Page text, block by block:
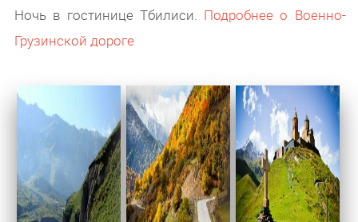
Ночь в гостинице Тбилиси. Подробнее о Военно-
Грузинской дороге